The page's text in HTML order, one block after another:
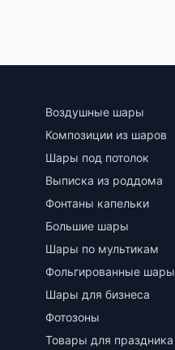
Воздушные шары
Композиции из шаров
Шары под потолок
Выписка из роддома
Фонтаны капельки
Большие шары
Шары по мультикам
Фольгированные шары
Шары для бизнеса
Фотозоны
Товары для праздника